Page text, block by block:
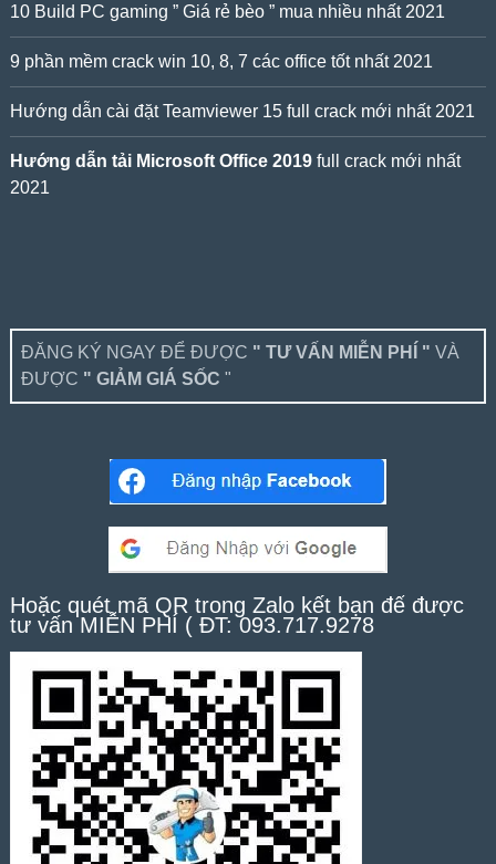
10 Build PC gaming ” Giá rẻ bèo ” mua nhiều nhất 2021
9 phần mềm crack win 10, 8, 7 các office tốt nhất 2021
Hướng dẫn cài đặt Teamviewer 15 full crack mới nhất 2021
Hướng dẫn tải Microsoft Office 2019full crack mới nhất
2021
ĐĂNG KÝ NGAY ĐỂ ĐƯỢC " TƯ VẤN MIỄN PHÍ " VÀ
ĐƯỢC " GIẢM GIÁ SỐC "
Hoặc quét mã QR trong Zalo kết bạn để được
tư vấn MIỄN PHÍ ( ĐT: 093.717.9278